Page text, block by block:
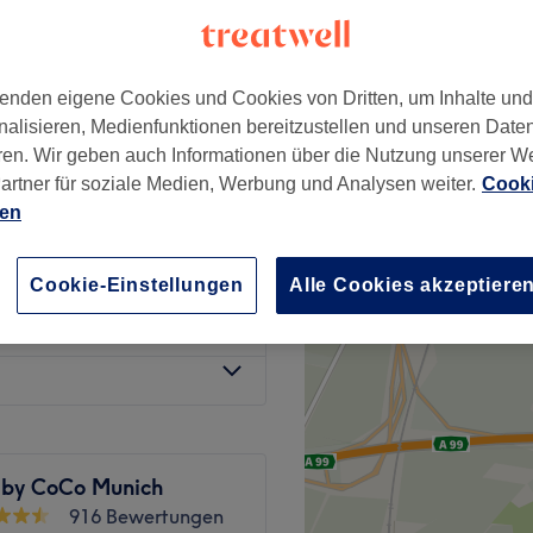
mit
68 €
123 €
20 €
CoCo Munich
916 Bewertungen
eigene Cookies und Cookies von Dritten, um Inhalte
Medienfunktionen bereitzustellen und unseren
Wir geben auch Informationen über die Nutzung unserer
für soziale Medien, Werbung und Analysen weiter.
Cookie-Einstellungen Alle Cookies